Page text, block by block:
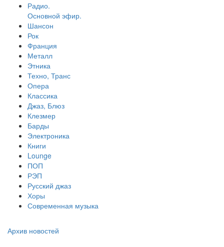
Радио.
Основной эфир.
Шансон
Рок
Франция
Металл
Этника
Техно, Транс
Опера
Классика
Джаз, Блюз
Клезмер
Барды
Электроника
Книги
Lounge
ПОП
РЭП
Русский джаз
Хоры
Современная музыка
Архив новостей